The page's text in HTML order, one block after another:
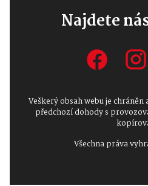
Najdete
Veškerý obsah webu je
předchozí dohody s
Všechna práva